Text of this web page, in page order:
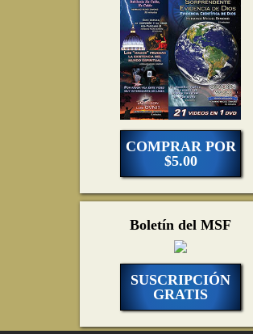
COMPRAR POR
$5.00
Boletín del MSF
SUSCRIPCIÓN
GRATIS